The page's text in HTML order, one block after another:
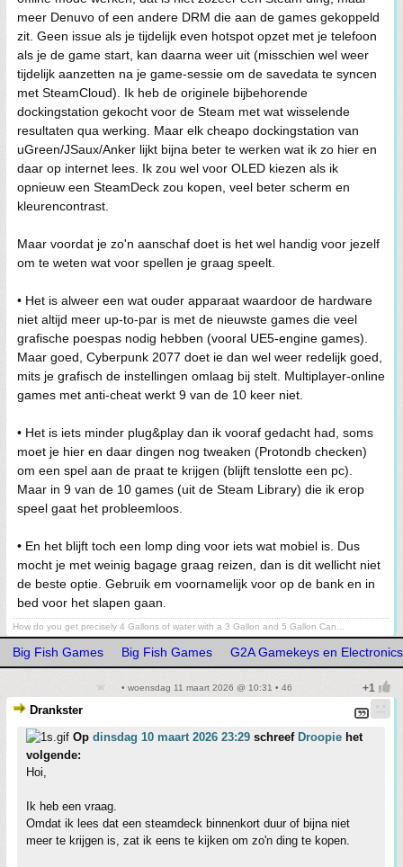
meer Denuvo of een andere DRM die aan de games gekoppeld
zit. Geen issue als je tijdelijk even hotspot opzet met je telefoon
als je de game start, kan daarna weer uit (misschien wel weer
tijdelijk aanzetten na je game-sessie om de savedata te syncen
met SteamCloud). Ik heb de originele bijbehorende
dockingstation gekocht voor de Steam met wat wisselende
resultaten qua werking. Maar elk cheapo dockingstation van
uGreen/JSaux/Anker lijkt bijna beter te werken wat ik zo hier en
daar op internet lees. Ik zou wel voor OLED kiezen als ik
opnieuw een SteamDeck zou kopen, veel beter scherm en
kleurencontrast.
Maar voordat je zo'n aanschaf doet is het wel handig voor jezelf
om te weten wat voor spellen je graag speelt.
• Het is alweer een wat ouder apparaat waardoor de hardware
niet altijd meer up-to-par is met de nieuwste games die veel
grafische poespas nodig hebben (vooral UE5-engine games).
Maar goed, Cyberpunk 2077 doet ie dan wel weer redelijk goed,
mits je grafisch de instellingen omlaag bij stelt. Multiplayer-online
games met anti-cheat werkt 9 van de 10 keer niet.
• Het is iets minder plug&play dan ik vooraf gedacht had, soms
moet je hier en daar dingen nog tweaken (Protondb checken)
om een spel aan de praat te krijgen (blijft tenslotte een pc).
Maar in 9 van de 10 games (uit de Steam Library) die ik erop
speel gaat het probleemloos.
• En het blijft toch een lomp ding voor iets wat mobiel is. Dus
mocht je met weinig bagage graag reizen, dan is dit wellicht niet
de beste optie. Gebruik em voornamelijk voor op de bank en in
bed voor het slapen gaan.
How do you get precisely 4 Gallons of water with a 3 Gallon and 5 Gallon Can...
Big Fish Games Big Fish Games G2A Gamekeys en Electronics
• woensdag 11 maart 2026 @ 10:31 • 46
Drankster
Op dinsdag 10 maart 2026 23:29 schreef Droopie het
volgende:
Hoi,
Ik heb een vraag.
Omdat ik lees dat een steamdeck binnenkort duur of bijna niet
meer te krijgen is, zat ik eens te kijken om zo'n ding te kopen.